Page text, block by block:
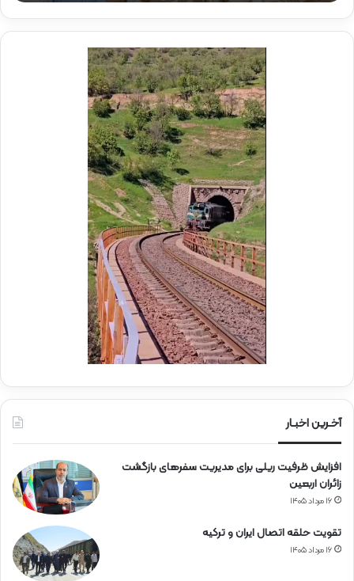
ر
ی
آخـرین اخبـار
افزایش ظرفیت ریلی برای مدیریت سفرهای بازگشت
زائران اربعین
۱۶ مرداد ۱۴۰۵
تقویت حلقه اتصال ایران و ترکیه
۱۶ مرداد ۱۴۰۵